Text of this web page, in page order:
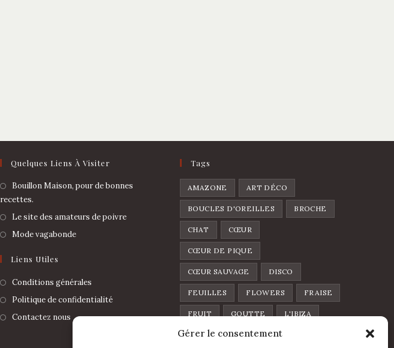
Gérer le consentement
Quelques Liens À Visiter
Bouillon Maison, pour de bonnes
recettes.
Le site des amateurs de poivre
Mode vagabonde
Liens Utiles
Conditions générales
Politique de confidentialité
Contactez nous
Tags
AMAZONE ART DÉCO
BOUCLES D'OREILLES BROCHE
CHAT CŒUR
CŒUR DE PIQUE
CŒUR SAUVAGE DISCO
FEUILLES FLOWERS FRAISE
FRUIT GOUTTE L'IBIZA
LA FOLIA LUNE